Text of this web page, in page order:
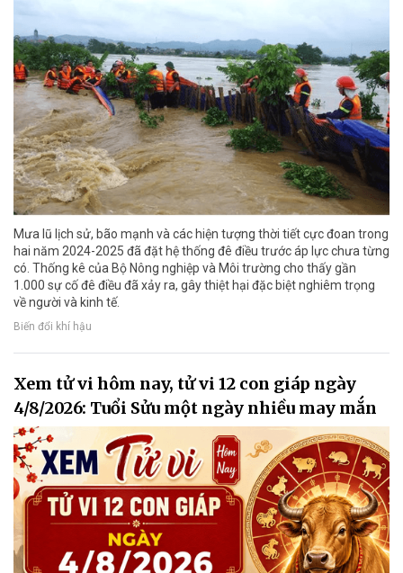
Mưa lũ lịch sử, bão mạnh và các hiện tượng thời tiết cực đoan trong
hai năm 2024-2025 đã đặt hệ thống đê điều trước áp lực chưa từng
có. Thống kê của Bộ Nông nghiệp và Môi trường cho thấy gần
1.000 sự cố đê điều đã xảy ra, gây thiệt hại đặc biệt nghiêm trọng
về người và kinh tế.
Biến đổi khí hậu
Xem tử vi hôm nay, tử vi 12 con giáp ngày
4/8/2026: Tuổi Sửu một ngày nhiều may mắn